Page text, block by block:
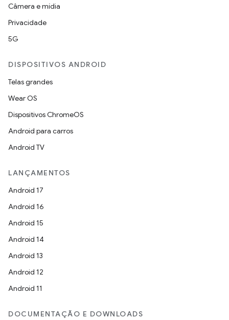
Câmera e mídia
Privacidade
5G
DISPOSITIVOS ANDROID
Telas grandes
Wear OS
Dispositivos ChromeOS
Android para carros
Android TV
LANÇAMENTOS
Android 17
Android 16
Android 15
Android 14
Android 13
Android 12
Android 11
DOCUMENTAÇÃO E DOWNLOADS